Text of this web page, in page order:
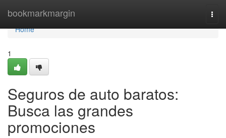
bookmarkmargin
Home
Home
1
Seguros de auto baratos:
Busca las grandes
promociones